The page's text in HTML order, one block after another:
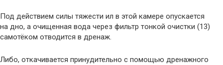
Под действием силы тяжести ил в этой камере опускается
на дно, а очищенная вода через фильтр тонкой очистки (13)
самотёком отводится в дренаж.
Либо, откачивается принудительно с помощью дренажного